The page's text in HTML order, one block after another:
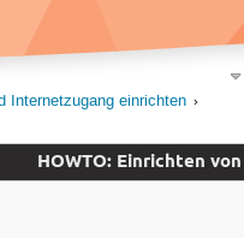
Internetzugang einrichten
HOWTO: Einrichten